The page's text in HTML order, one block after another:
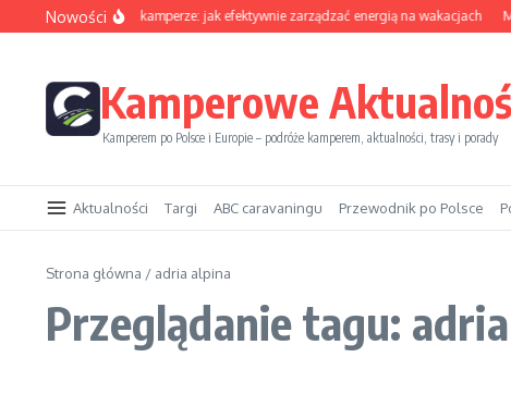
Przejdź do treści
Nowości
Sezon solarny w kamperze: jak efektywnie zarządzać energią na wakacjach
Kamperowe
Kamperem po Polsce i Europie – podróże kamperem, aktualności, trasy i porady
Aktualności Targi ABC caravaningu Przewodnik po Polsce
Strona główna / adria alpina
Przeglądanie tagu: